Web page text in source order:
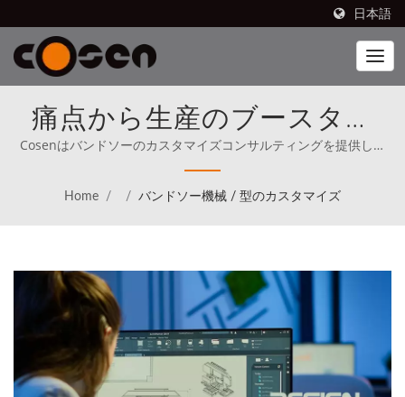
日本語
痛点から生産のブースター
へ。私たちはあなたの切断ア
イデアを利益を生むものに変
す。| 効率的な製造のための
高精度自動化機器
Cosenはバンドソーのカスタマイズコンサルティングを提供し、
Cosenは、最初から世界のトップと直接競争することを明確な使
Home / / バンドソー機械 / 型のカスタマイズ